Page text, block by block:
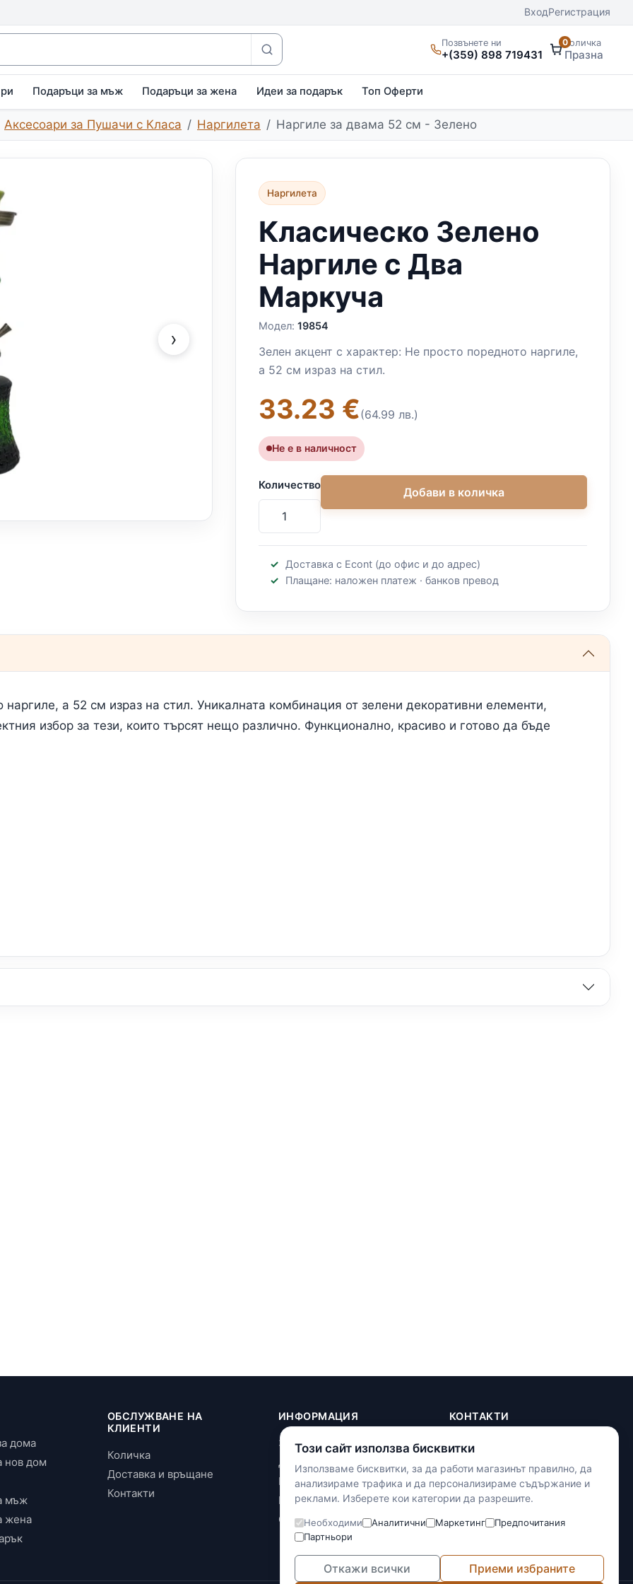
ВходРегистрация
Позвънете ни
+(359) 898 719431
0Количка
Празна
Подаръци за мъж Подаръци за жена Идеи за подарък Топ Оферти
Аксесоари за Пушачи с Класа Наргилета Наргиле за двама 52 см - Зелено
›
Наргилета
Класическо Зелено
Наргиле с Два
Маркуча
Модел: 19854
Зелен акцент с характер: Не просто поредното наргиле,
а 52 см израз на стил.
33.23 €(64.99 лв.)
Не е в наличност
Количество Добави в количка
Доставка с Econt (до офис и до адрес)
Плащане: наложен платеж · банков превод
а 52 см израз на стил. Уникалната комбинация от зелени декоративни елементи,
избор за тези, които търсят нещо различно. Функционално, красиво и готово да бъде
дома
нов дом
мъж
жена
ОБСЛУЖВАНЕ НА
КЛИЕНТИ
Количка
Доставка и връщане
Контакти
ИНФОРМАЦИЯ
За нас
Доставка
Поверителност
Бисквитки
Общи условия
КОНТАКТИ
улица Панайот Волов 42,
Наложен платеж
Този сайт използва бисквитки
Използваме бисквитки, за да работи магазинът правилно, да
анализираме трафика и да персонализираме съдържание и
реклами. Изберете кои категории да разрешите.
Необходими Аналитични Маркетинг
Предпочитания
Партньори
Откажи всички Приеми избраните